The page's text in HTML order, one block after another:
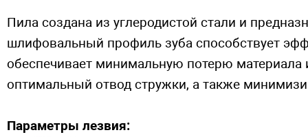
Пила создана из углеродистой стали и
шлифовальный профиль зуба способствует
обеспечивает минимальную потерю материала
оптимальный отвод стружки, а также
Параметры лезвия: